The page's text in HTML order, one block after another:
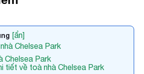
[ẩn]
Chelsea Park
Chelsea Park
tiết về toà nhà Chelsea Park